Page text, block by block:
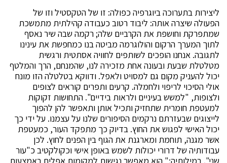
ליצירות בתערוכה ביוגרפיה כפולה: זו של הטקסטיל וזו של
הפעולה שיצרה אותה: ליבוד רטוב כעבודה קהילתית מתמשכת
שמתפרקת וחושפת את הקרביים שלה; רקמה שבה שיר נאסף
לתוך המערך הרקום והולוגרמה מביטה בנו כמחפשת את עינינו
לתגובה. אנחנו הופכים לשותפים לחוויה אסתטית ורגשית
מטלטלת שבעת ובעונה אחת מזכירה לנו, שהמנחם, הרך והמלטף
יכול להעניק מקום גם למסויט ולאפל. ודווקא בטלטלה הזו מונח
אולי הסיכוי לריפוי ולחמלה. קרעים ותפרים קוראים לצופים
ולצופות, "למשש בעיניים ולראות בידיים". התחושות זקוקות
למעטפת חומרית שתחזיק ותכיל אותן ותאפשר להן להפוך
לייצוגים שבעזרתם נרקמים הסיפורים שלנו על עצמנו. על ידי כך
יכול האישי לפגוש את החוץ. בדיוק כך מתפקד העור, כמעטפת
אשר מגנה, תוחמת ומארגנת את הגוף בין הפנים לחוץ. לכן
עבודותיה של דרורי יכולות לשמש באופן אישי וכקולקטיב כ"עור